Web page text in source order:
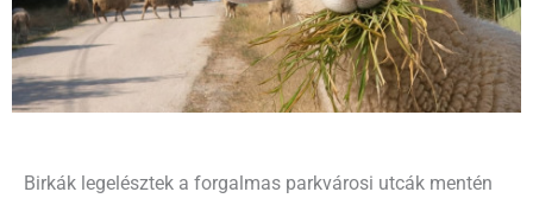
Birkák legelésztek a forgalmas parkvárosi utcák mentén